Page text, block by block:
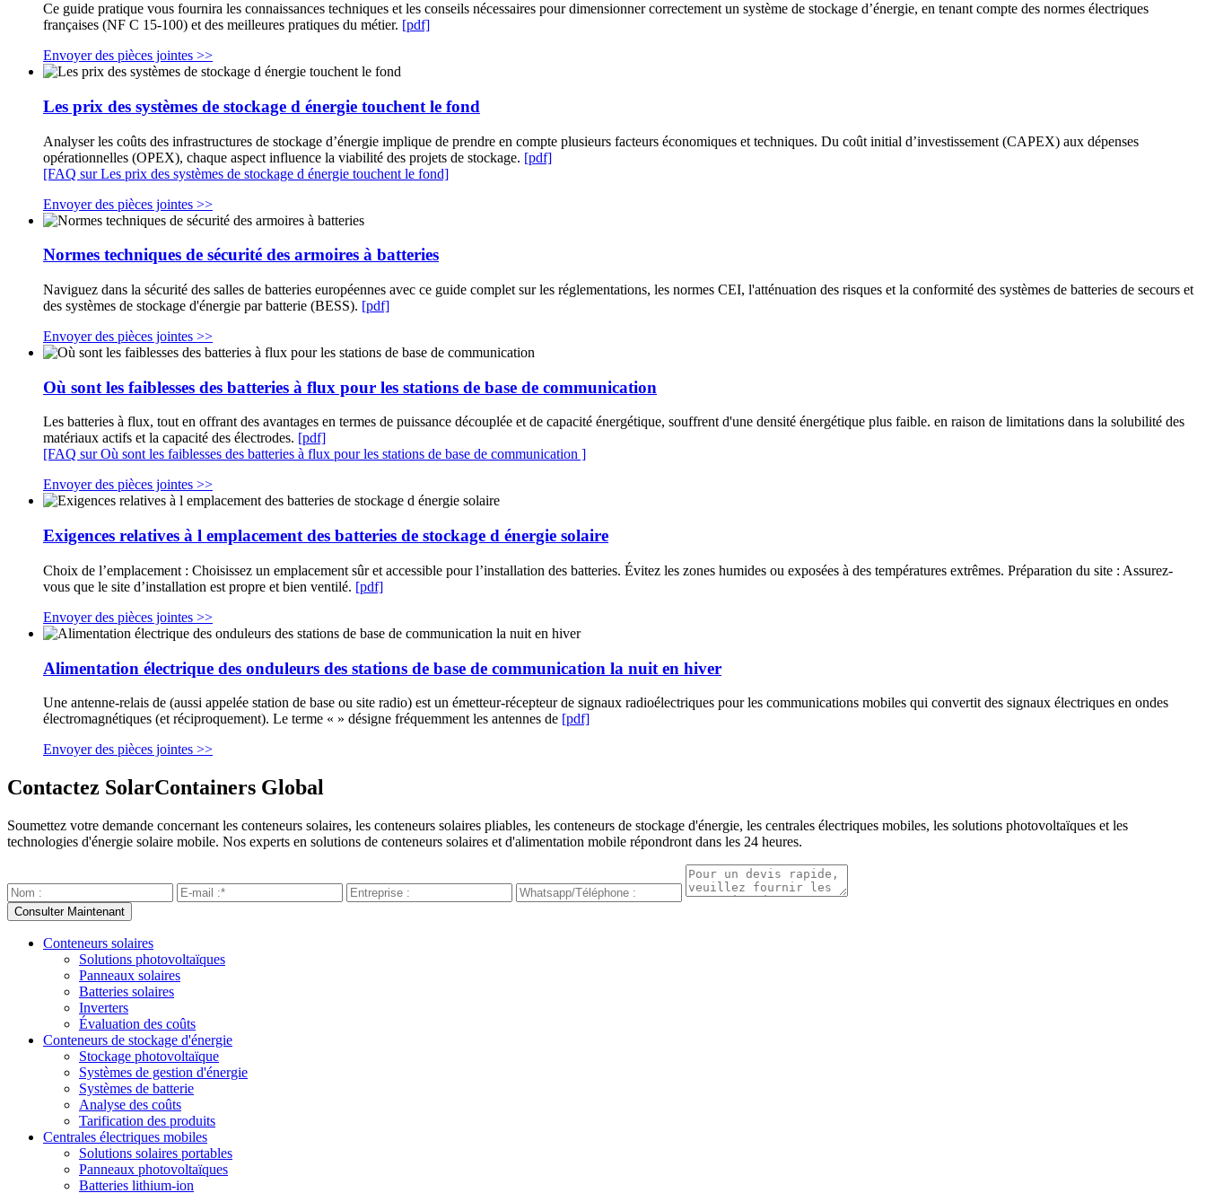
Ce guide pratique vous fournira les connaissances techniques et les conseils nécessaires pour dimensionner correctement un système de stockage d’énergie, en tenant compte des normes électriques
françaises (NF C 15-100) et des meilleures pratiques du métier. [pdf]
Envoyer des pièces jointes >>
Les prix des systèmes de stockage d énergie touchent le fond
Analyser les coûts des infrastructures de stockage d’énergie implique de prendre en compte plusieurs facteurs économiques et techniques. Du coût initial d’investissement (CAPEX) aux dépenses
opérationnelles (OPEX), chaque aspect influence la viabilité des projets de stockage. [pdf]
[FAQ sur Les prix des systèmes de stockage d énergie touchent le fond]
Envoyer des pièces jointes >>
Normes techniques de sécurité des armoires à batteries
Naviguez dans la sécurité des salles de batteries européennes avec ce guide complet sur les réglementations, les normes CEI, l'atténuation des risques et la conformité des systèmes de batteries de secours et
des systèmes de stockage d'énergie par batterie (BESS). [pdf]
Envoyer des pièces jointes >>
Où sont les faiblesses des batteries à flux pour les stations de base de communication
Les batteries à flux, tout en offrant des avantages en termes de puissance découplée et de capacité énergétique, souffrent d'une densité énergétique plus faible. en raison de limitations dans la solubilité des
matériaux actifs et la capacité des électrodes. [pdf]
[FAQ sur Où sont les faiblesses des batteries à flux pour les stations de base de communication ]
Envoyer des pièces jointes >>
Exigences relatives à l emplacement des batteries de stockage d énergie solaire
Choix de l’emplacement : Choisissez un emplacement sûr et accessible pour l’installation des batteries. Évitez les zones humides ou exposées à des températures extrêmes. Préparation du site : Assurez-
vous que le site d’installation est propre et bien ventilé. [pdf]
Envoyer des pièces jointes >>
Alimentation électrique des onduleurs des stations de base de communication la nuit en hiver
Une antenne-relais de (aussi appelée station de base ou site radio) est un émetteur-récepteur de signaux radioélectriques pour les communications mobiles qui convertit des signaux électriques en ondes
électromagnétiques (et réciproquement). Le terme « » désigne fréquemment les antennes de [pdf]
Envoyer des pièces jointes >>
Contactez SolarContainers Global
Soumettez votre demande concernant les conteneurs solaires, les conteneurs solaires pliables, les conteneurs de stockage d'énergie, les centrales électriques mobiles, les solutions photovoltaïques et les
technologies d'énergie solaire mobile. Nos experts en solutions de conteneurs solaires et d'alimentation mobile répondront dans les 24 heures.
Conteneurs solaires
Solutions photovoltaïques
Panneaux solaires
Batteries solaires
Inverters
Évaluation des coûts
Conteneurs de stockage d'énergie
Stockage photovoltaïque
Systèmes de gestion d'énergie
Systèmes de batterie
Analyse des coûts
Tarification des produits
Centrales électriques mobiles
Solutions solaires portables
Panneaux photovoltaïques
Batteries lithium-ion